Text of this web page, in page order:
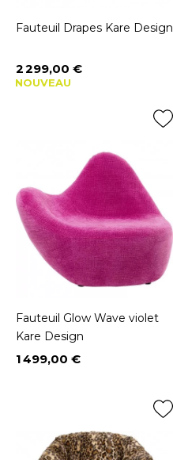
Fauteuil Drapes Kare Design
Prix
2 299,00 €
NOUVEAU
Fauteuil Glow Wave violet
Kare Design
Prix
1 499,00 €